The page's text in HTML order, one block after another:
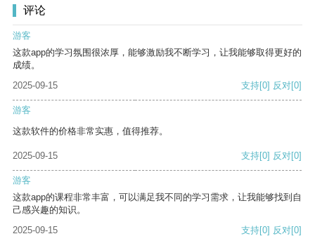
评论
游客
这款app的学习氛围很浓厚，能够激励我不断学习，让我能够取得更好的
成绩。
2025-09-15
支持[0] 反对[0]
游客
这款软件的价格非常实惠，值得推荐。
2025-09-15 支持[0] 反对[0]
游客
这款app的课程非常丰富，可以满足我不同的学习需求，让我能够找到自
己感兴趣的知识。
2025-09-15
支持[0] 反对[0]